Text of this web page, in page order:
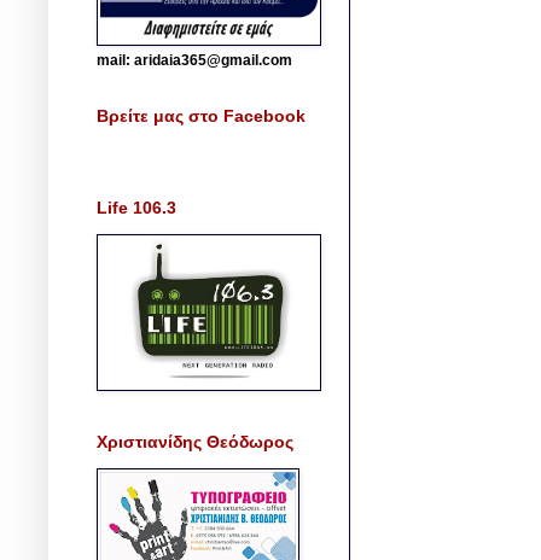
mail: aridaia365@gmail.com
Βρείτε μας στο Facebook
Life 106.3
Χριστιανίδης Θεόδωρος